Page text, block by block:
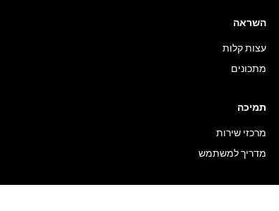
השראה
עצות קלות
מתכונים
תמיכה
מרכזי שירות
מדריך למשתמש